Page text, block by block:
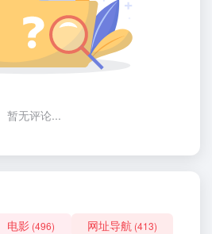
暂无评论...
电影 (496) 网址导航 (413)